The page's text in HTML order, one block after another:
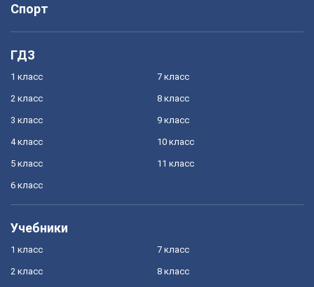
Спорт
ГДЗ
1 класс
2 класс
3 класс
4 класс
5 класс
6 класс
7 класс
8 класс
9 класс
10 класс
11 класс
Учебники
1 класс
2 класс
7 класс
8 класс